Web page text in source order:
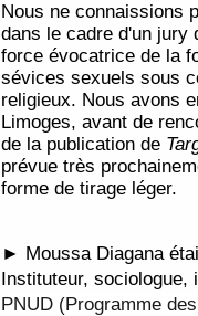
Nous ne connaissions
dans le cadre d'un jury
force évocatrice de la
sévices sexuels sous
religieux. Nous avons
Limoges, avant de
de la publication de
prévue très
forme de tirage léger.
► Moussa Diagana
Instituteur, sociologue,
PNUD (Programme